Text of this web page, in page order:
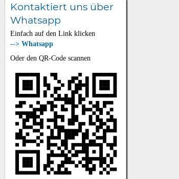
Kontaktiert uns über
Whatsapp
Einfach auf den Link klicken
--> Whatsapp
Oder den QR-Code scannen